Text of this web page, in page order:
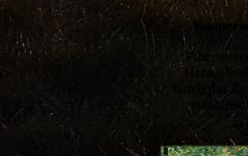
durch das